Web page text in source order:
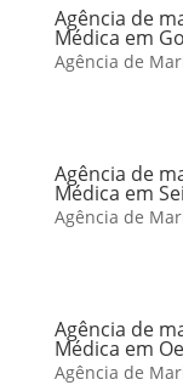
Agência de
Médica em
Agência de
Agência de
Médica em
Agência de
Agência de
Médica em
Agência de